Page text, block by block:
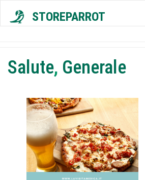
STOREPARROT
Salute, Generale